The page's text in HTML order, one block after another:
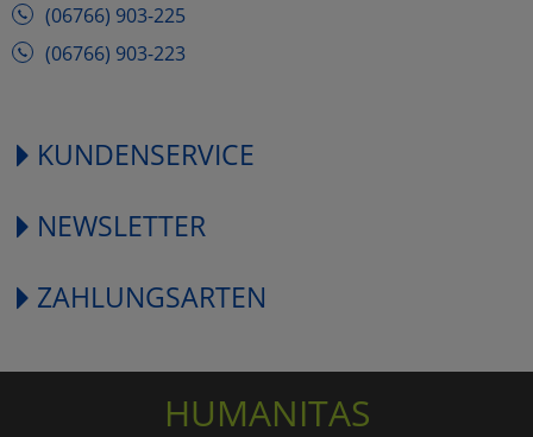
(06766) 903-225
(06766) 903-223
KUNDENSERVICE
NEWSLETTER
ZAHLUNGSARTEN
HUMANITAS